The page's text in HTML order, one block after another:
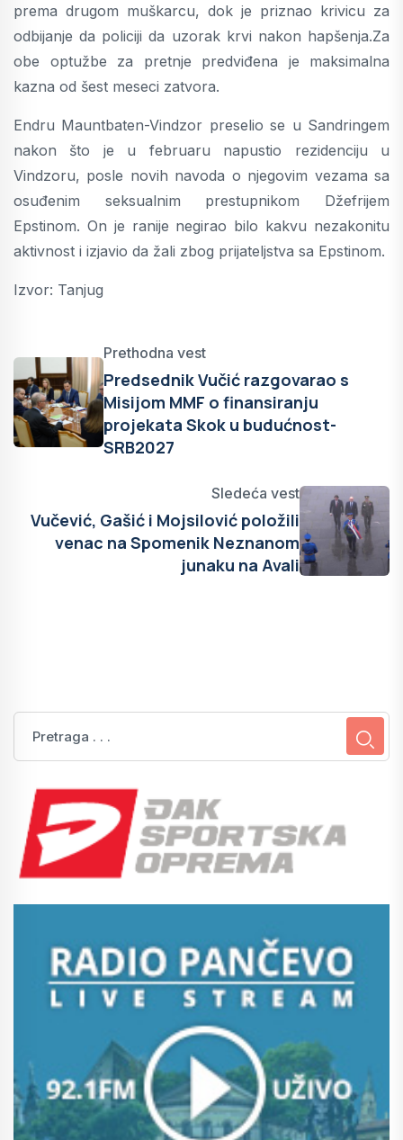
prema drugom muškarcu, dok je priznao krivicu za
odbijanje da policiji da uzorak krvi nakon hapšenja.Za
obe optužbe za pretnje predviđena je maksimalna
kazna od šest meseci zatvora.
Endru Mauntbaten-Vindzor preselio se u Sandringem
nakon što je u februaru napustio rezidenciju u
Vindzoru, posle novih navoda o njegovim vezama sa
osuđenim seksualnim prestupnikom Džefrijem
Epstinom. On je ranije negirao bilo kakvu nezakonitu
aktivnost i izjavio da žali zbog prijateljstva sa Epstinom.
Izvor: Tanjug
Prethodna vest
Predsednik Vučić razgovarao s
Misijom MMF o finansiranju
projekata Skok u budućnost-
SRB2027
Sledeća vest
Vučević, Gašić i Mojsilović položili
venac na Spomenik Neznanom
junaku na Avali